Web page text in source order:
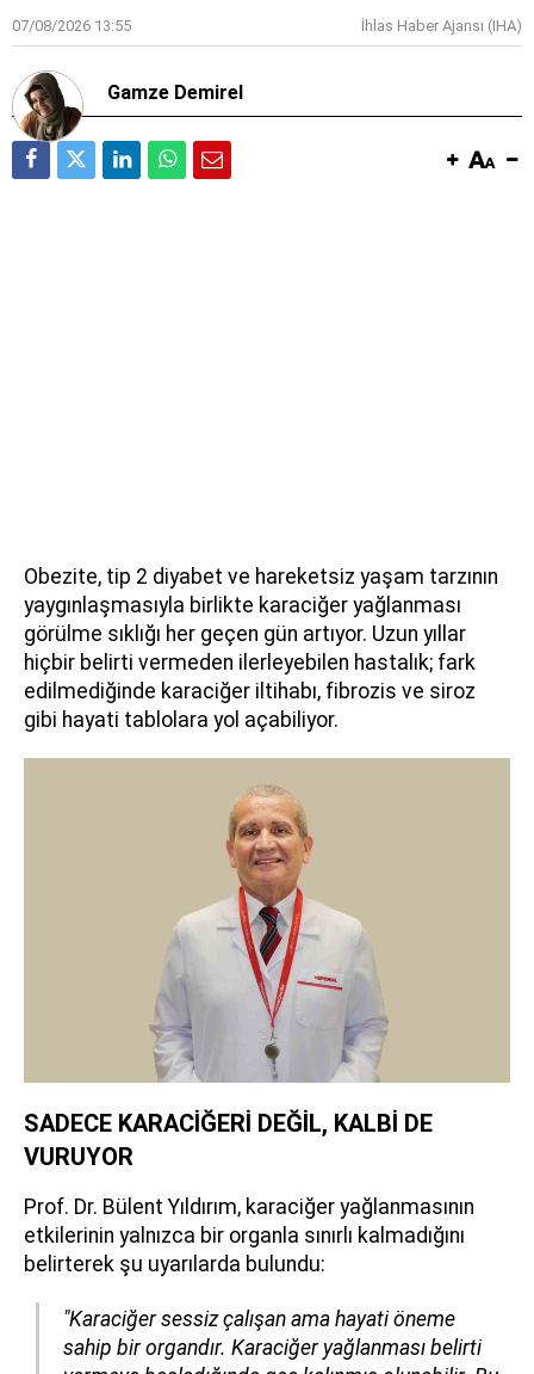
07/08/2026 13:55 İhlas Haber Ajansı (IHA)
Gamze Demirel
Obezite, tip 2 diyabet ve hareketsiz yaşam tarzının
yaygınlaşmasıyla birlikte karaciğer yağlanması
görülme sıklığı her geçen gün artıyor. Uzun yıllar
hiçbir belirti vermeden ilerleyebilen hastalık; fark
edilmediğinde karaciğer iltihabı, fibrozis ve siroz
gibi hayati tablolara yol açabiliyor.
SADECE KARACİĞERİ DEĞİL, KALBİ DE
VURUYOR
Prof. Dr. Bülent Yıldırım, karaciğer yağlanmasının
etkilerinin yalnızca bir organla sınırlı kalmadığını
belirterek şu uyarılarda bulundu:
"Karaciğer sessiz çalışan ama hayati öneme
sahip bir organdır. Karaciğer yağlanması belirti